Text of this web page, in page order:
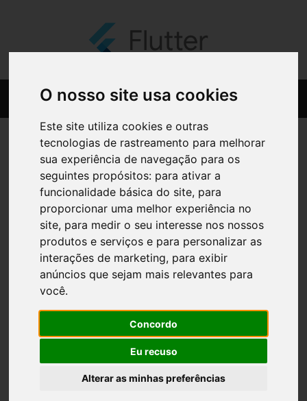
O nosso site usa cookies
Este site utiliza cookies e outras
tecnologias de rastreamento para melhorar
sua experiência de navegação para os
seguintes propósitos: para ativar a
funcionalidade básica do site, para
proporcionar uma melhor experiência no
site, para medir o seu interesse nos nossos
produtos e serviços e para personalizar as
interações de marketing, para exibir
anúncios que sejam mais relevantes para
você.
Concordo
Eu recuso
Alterar as minhas preferências